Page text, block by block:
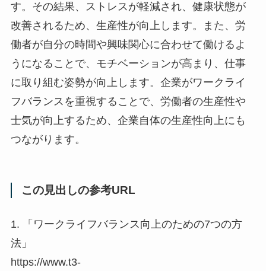
す。その結果、ストレスが軽減され、健康状態が
改善されるため、生産性が向上します。また、労
働者が自分の時間や興味関心に合わせて働けるよ
うになることで、モチベーションが高まり、仕事
に取り組む姿勢が向上します。企業がワークライ
フバランスを重視することで、労働者の生産性や
士気が向上するため、企業自体の生産性向上にも
つながります。
この見出しの参考URL
1. 「ワークライフバランス向上のための7つの方
法」
https://www.t3-